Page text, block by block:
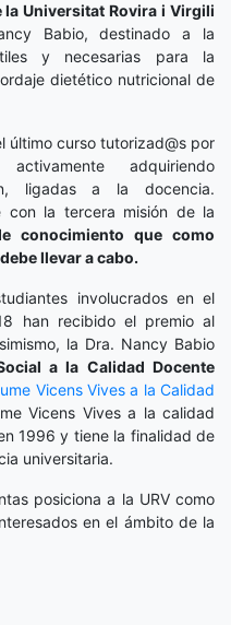
la Universitat Rovira i Virgili
Babio, destinado a la
y necesarias para la
dietético nutricional de
último curso tutorizad@s por
adquiriendo
ligadas a la docencia.
con la tercera misión de la
conocimiento que como
llevar a cabo.
involucrados en el
han recibido el premio al
la Dra. Nancy Babio
a la Calidad Docente
Vicens Vives a la Calidad
Vicens Vives a la calidad
1996 y tiene la finalidad de
universitaria.
posiciona a la URV como
en el ámbito de la